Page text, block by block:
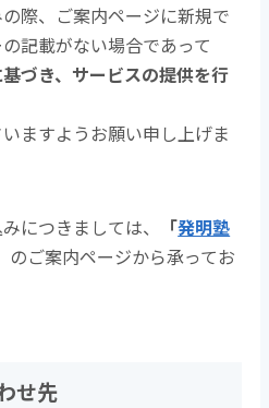
際、ご案内ページに新規で
記載がない場合であって
づき、サービスの提供を行
ますようお願い申し上げま
につきましては、 「発明塾
のご案内ページから承ってお
せ先